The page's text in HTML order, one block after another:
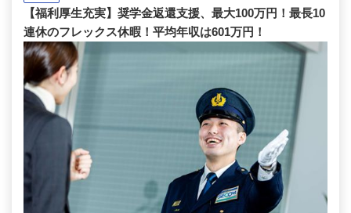
【福利厚生充実】奨学金返還支援、最大100万円！最長10
連休のフレックス休暇！平均年収は601万円！